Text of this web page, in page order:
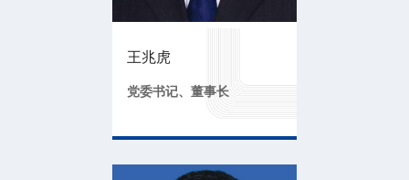
王兆虎
党委书记、董事长